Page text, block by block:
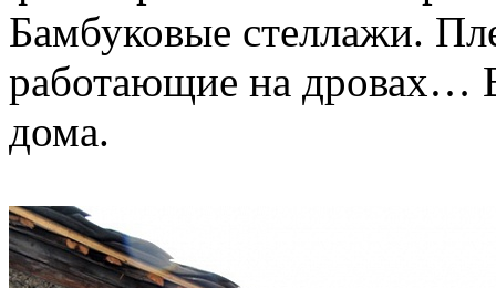
Бамбуковые стеллажи.
работающие на дровах…
дома.